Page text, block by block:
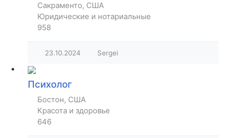
Сакраменто, США
Юридические и нотариальные
958
23.10.2024 Sergei
Психолог
Бостон, США
Красота и здоровье
646